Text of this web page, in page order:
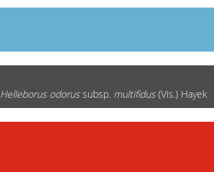
Helleborus odorussubsp. multifidus(Vis.) Hayek